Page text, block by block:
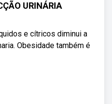
URINÁRIA
e cítricos diminui a
Obesidade também é